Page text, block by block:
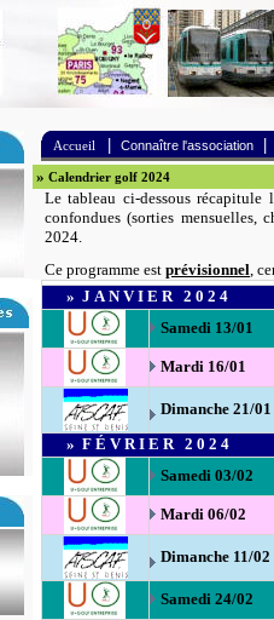
Accueil Connaître l'association|
» Calendrier golf 2024
Le tableau ci-dessous récapitule
confondues (sorties mensuelles,
2024.
Ce programme est prévisionnel,
» JANVIER 202 4
Samedi 13/01
Mardi 16/01
Dimanche 21/01
» FÉVRIER 2024
Samedi 03/02
Mardi 06/02
Dimanche 11/02
Samedi 24/02